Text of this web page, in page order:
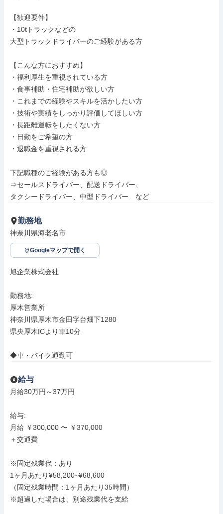
【歓迎要件】
・10tトラックなどの
大型トラックドライバーのご経験がある方
【こんな方におすすめ】
・福利厚生を重視されている方
・食事補助・住宅補助が欲しい方
・これまでの経験やスキルを活かしたい方
・技術や実績をしっかり評価してほしい方
・長距離運転をしたくない方
・日勤をご希望の方
・退職金を重視される方
下記職種のご経験がある方も◎
⇒セールスドライバー、配送ドライバー、
タクシードライバー、中型ドライバー　など
勤務地
神奈川県海老名市
Googleマップで開く
旭企業株式会社
勤務地:
厚木営業所
神奈川県厚木市金田字台畑下1280
県央厚木ICより車10分
◆車・バイク通勤可
給与
月給30万円～37万円
給与:
月給 ￥300,000 〜 ￥370,000
＋交通費
※固定残業代：あり
1ヶ月あたり¥58,200~¥68,600
（固定残業時間：1ヶ月あたり35時間）
※超過した場合は、別途残業代を支給